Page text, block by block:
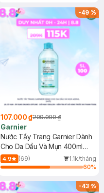
-49%
107.000 ₫209.000 ₫
Garnier
Nước Tẩy Trang Garnier Dành
Cho Da Dầu Và Mụn 400ml
(Mới)
4.9 (69)
1.1k/tháng
60%
-43%